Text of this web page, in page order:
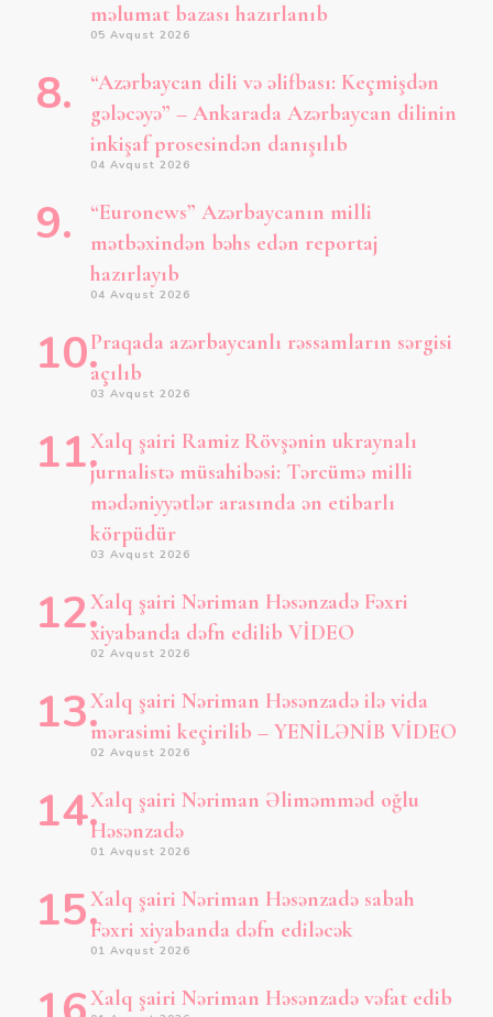
məlumat bazası hazırlanıb
05 Avqust 2026
“Azərbaycan dili və əlifbası: Keçmişdən
gələcəyə” – Ankarada Azərbaycan dilinin
inkişaf prosesindən danışılıb
04 Avqust 2026
“Euronews” Azərbaycanın milli
mətbəxindən bəhs edən reportaj
hazırlayıb
04 Avqust 2026
Praqada azərbaycanlı rəssamların sərgisi
açılıb
03 Avqust 2026
Xalq şairi Ramiz Rövşənin ukraynalı
jurnalistə müsahibəsi: Tərcümə milli
mədəniyyətlər arasında ən etibarlı
körpüdür
03 Avqust 2026
Xalq şairi Nəriman Həsənzadə Fəxri
xiyabanda dəfn edilib VİDEO
02 Avqust 2026
Xalq şairi Nəriman Həsənzadə ilə vida
mərasimi keçirilib – YENİLƏNİB VİDEO
02 Avqust 2026
Xalq şairi Nəriman Əliməmməd oğlu
Həsənzadə
01 Avqust 2026
Xalq şairi Nəriman Həsənzadə sabah
Fəxri xiyabanda dəfn ediləcək
01 Avqust 2026
Xalq şairi Nəriman Həsənzadə vəfat edib